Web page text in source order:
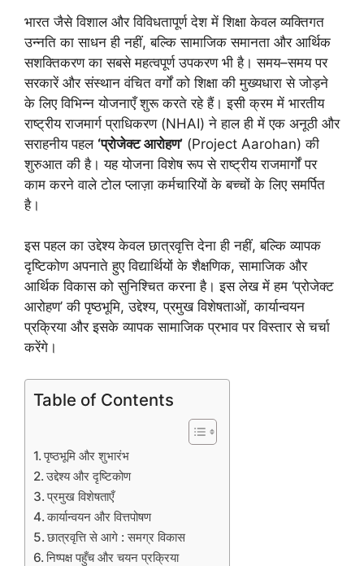
भारत जैसे विशाल और विविधतापूर्ण देश में शिक्षा केवल व्यक्तिगत
उन्नति का साधन ही नहीं, बल्कि सामाजिक समानता और आर्थिक
सशक्तिकरण का सबसे महत्वपूर्ण उपकरण भी है। समय–समय पर
सरकारें और संस्थान वंचित वर्गों को शिक्षा की मुख्यधारा से जोड़ने
के लिए विभिन्न योजनाएँ शुरू करते रहे हैं। इसी क्रम में भारतीय
राष्ट्रीय राजमार्ग प्राधिकरण (NHAI) ने हाल ही में एक अनूठी और
सराहनीय पहल ‘प्रोजेक्ट आरोहण’ (Project Aarohan) की
शुरुआत की है। यह योजना विशेष रूप से राष्ट्रीय राजमार्गों पर
काम करने वाले टोल प्लाज़ा कर्मचारियों के बच्चों के लिए समर्पित
है।
इस पहल का उद्देश्य केवल छात्रवृत्ति देना ही नहीं, बल्कि व्यापक
दृष्टिकोण अपनाते हुए विद्यार्थियों के शैक्षणिक, सामाजिक और
आर्थिक विकास को सुनिश्चित करना है। इस लेख में हम ‘प्रोजेक्ट
आरोहण’ की पृष्ठभूमि, उद्देश्य, प्रमुख विशेषताओं, कार्यान्वयन
प्रक्रिया और इसके व्यापक सामाजिक प्रभाव पर विस्तार से चर्चा
करेंगे।
Table of Contents
पृष्ठभूमि और शुभारंभ
उद्देश्य और दृष्टिकोण
प्रमुख विशेषताएँ
कार्यान्वयन और वित्तपोषण
छात्रवृत्ति से आगे : समग्र विकास
निष्पक्ष पहुँच और चयन प्रक्रिया